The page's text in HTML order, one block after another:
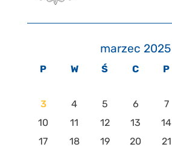
marzec 2025
P W Ś C P
3
4 5 6 7
10
11 12 13 14
17
18 19 20 21